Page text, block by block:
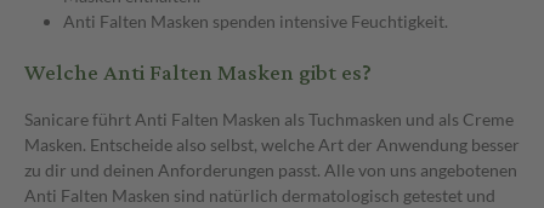
Anti Falten Masken spenden intensive Feuchtigkeit.
Welche Anti Falten Masken gibt es?
Sanicare führt Anti Falten Masken als Tuchmasken und als Creme
Masken. Entscheide also selbst, welche Art der Anwendung besser
zu dir und deinen Anforderungen passt. Alle von uns angebotenen
Anti Falten Masken sind natürlich dermatologisch getestet und